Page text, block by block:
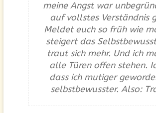
meine Angst war
auf vollstes Verständnis
Meldet euch so früh wie
steigert das
traut sich mehr. Und ich
alle Türen offen stehen.
dass ich mutiger
selbstbewusster. Also: